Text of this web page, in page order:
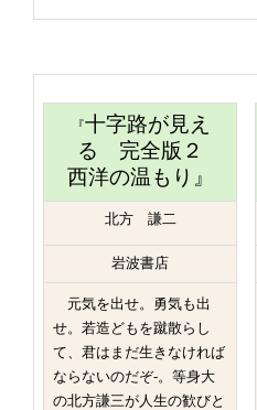
『 十字路が見え
る 完全版２
西洋の温もり 』
北方 謙二
岩波書店
元気を出せ。勇気も出
せ。若造どもを蹴散らし
て、君はまだ生きなければ
ならないのだぞ-。等身大
の北方謙三が人生の歓びと